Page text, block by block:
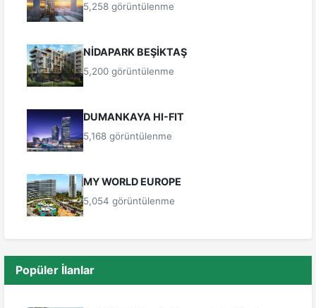
5,258 görüntülenme
NİDAPARK BEŞİKTAŞ
5,200 görüntülenme
DUMANKAYA HI-FIT
5,168 görüntülenme
MY WORLD EUROPE
5,054 görüntülenme
Popüler İlanlar